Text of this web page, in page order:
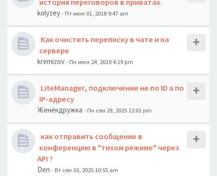
история переговоров в приватах.
kolyzey- Пт июн 01, 2018 9:47 am
Как очистить переписку в чате и на
сервере
kremizov- Пн июн 24, 2019 4:19 pm
LiteManager, подключение не по ID а по
IP-адресу
Женёкдружка - Пн сен 29, 2025 12:01 pm
как отправить сообщение в
конференцию в "тихом режиме" через
API ?
Den - Вт сен 30, 2025 10:55 am